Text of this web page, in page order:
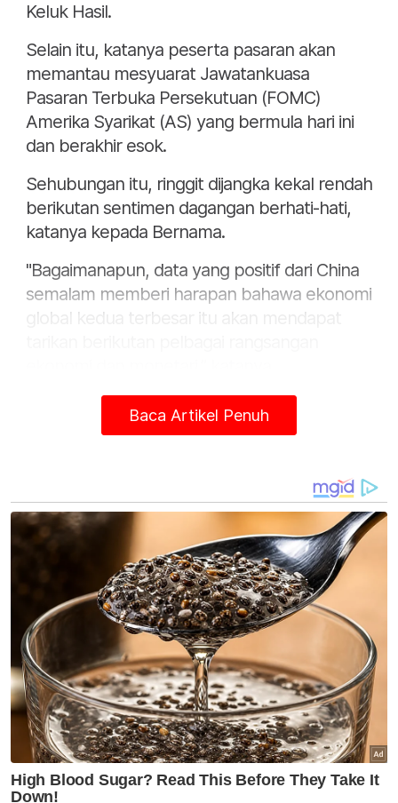
Keluk Hasil.
Selain itu, katanya peserta pasaran akan
memantau mesyuarat Jawatankuasa
Pasaran Terbuka Persekutuan (FOMC)
Amerika Syarikat (AS) yang bermula hari ini
dan berakhir esok.
Sehubungan itu, ringgit dijangka kekal rendah
berikutan sentimen dagangan berhati-hati,
katanya kepada Bernama.
"Bagaimanapun, data yang positif dari China
semalam memberi harapan bahawa ekonomi
global kedua terbesar itu akan mendapat
Sementara itu, ringgit diniagakan
kebanyakannya rendah berbanding
sekumpulan mata wang utama.
Ia merosot berbanding yen Jepun kepada
3.1631/1660 daripada 3.1608/1630 pada Isnin,
susut berbanding pound kepada 6.0070/0121
Baca Artikel Penuh